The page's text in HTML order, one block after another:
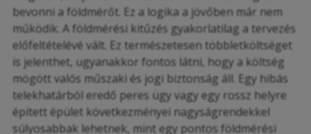
bevonni a földmérőt. Ez a logika a jövőben már nem
működik. A földmérési kitűzés gyakorlatilag a tervezés
előfeltételévé vált. Ez természetesen többletköltséget
is jelenthet, ugyanakkor fontos látni, hogy a költség
mögött valós műszaki és jogi biztonság áll. Egy hibás
telekhatárból eredő peres ügy vagy egy rossz helyre
épített épület következményei nagyságrendekkel
súlyosabbak lehetnek, mint egy pontos földmérési